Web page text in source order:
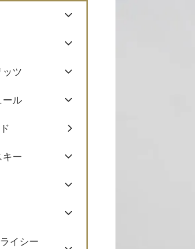
ッツ
ール
キー
イシー